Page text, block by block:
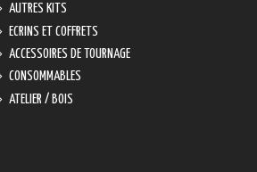
AUTRES KITS
ECRINS ET COFFRETS
ACCESSOIRES DE TOURNAGE
CONSOMMABLES
ATELIER / BOIS